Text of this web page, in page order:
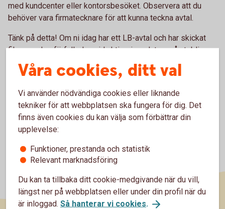
med kundcenter eller kontorsbesöket. Observera att du
behöver vara firmatecknare för att kunna teckna avtal.
Tänk på detta! Om ni idag har ett LB-avtal och har skickat
filer som har förfallodag vid aktiveringsdatum så uteblir
återrapporteringen för dessa. Därför kan det vara bra att
aktiveringsdatum ej ligger vid en sådan tidpunkt.
Våra cookies, ditt val
Vi använder nödvändiga cookies eller liknande
tekniker för att webbplatsen ska fungera för dig. Det
finns även cookies du kan välja som förbättrar din
upplevelse:
Funktioner, prestanda och statistik
Relevant marknadsföring
Du kan ta tillbaka ditt cookie-medgivande när du vill,
längst ner på webbplatsen eller under din profil när du
är inloggad. Så hanterar vi cookies.